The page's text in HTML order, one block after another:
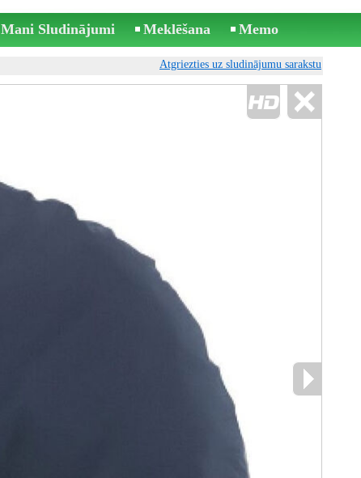
Mani Sludinājumi Meklēšana Memo
Atgriezties uz sludinājumu sarakstu